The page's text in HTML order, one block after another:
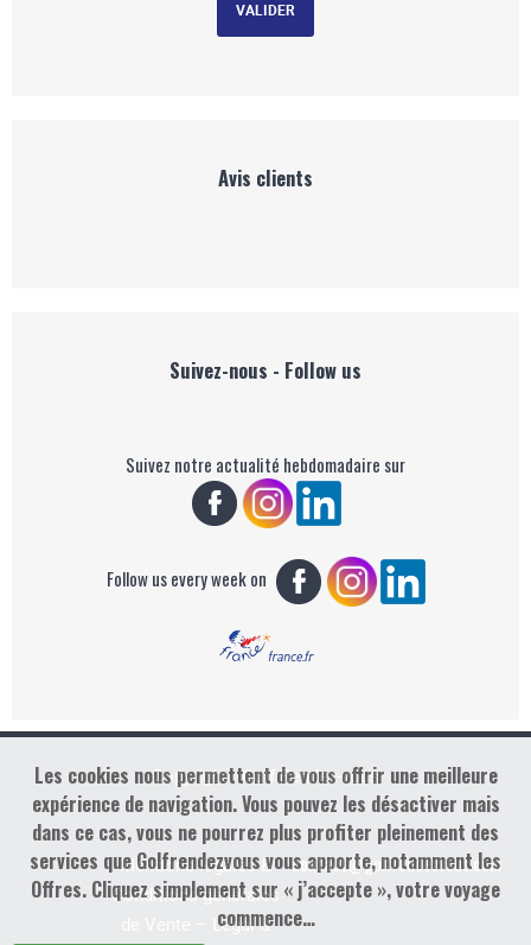
Avis clients
Suivez-nous - Follow us
Suivez notre actualité hebdomadaire sur
Follow us every week on
Copyright : Golf Rendez-vous
Mentions légales &
Conditions générales
de Vente – Legal &
contact@golfrendezvous.com
Les cookies nous permettent de vous offrir une meilleure
expérience de navigation. Vous pouvez les désactiver mais
dans ce cas, vous ne pourrez plus profiter pleinement des
services que Golfrendezvous vous apporte, notamment les
Offres. Cliquez simplement sur « j’accepte », votre voyage
commence…